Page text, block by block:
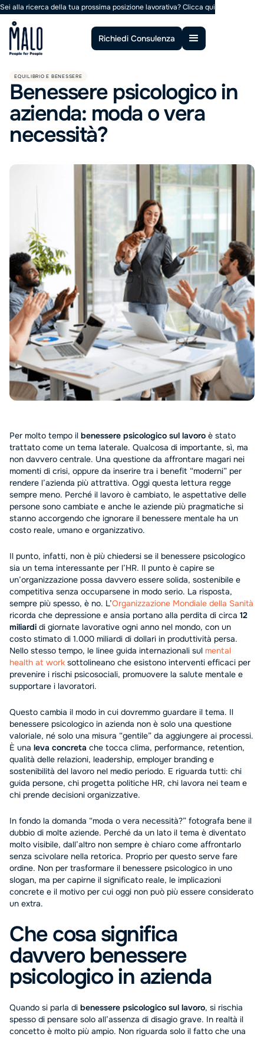
Sei alla ricerca della tua prossima posizione lavorativa?Clicca qui
Richiedi Consulenza
EQUILIBRIO E BENESSERE
Benessere psicologico in
azienda: moda o vera
necessità?
Per molto tempo il benessere psicologico sul lavoro è stato
trattato come un tema laterale. Qualcosa di importante, sì, ma
non davvero centrale. Una questione da affrontare magari nei
momenti di crisi, oppure da inserire tra i benefit “moderni” per
rendere l’azienda più attrattiva. Oggi questa lettura regge
sempre meno. Perché il lavoro è cambiato, le aspettative delle
persone sono cambiate e anche le aziende più pragmatiche si
stanno accorgendo che ignorare il benessere mentale ha un
costo reale, umano e organizzativo.
Il punto, infatti, non è più chiedersi se il benessere psicologico
sia un tema interessante per l’HR. Il punto è capire se
un’organizzazione possa davvero essere solida, sostenibile e
competitiva senza occuparsene in modo serio. La risposta,
sempre più spesso, è no. L’Organizzazione Mondiale della Sanità
ricorda che depressione e ansia portano alla perdita di circa 12
miliardi di giornate lavorative ogni anno nel mondo, con un
costo stimato di 1.000 miliardi di dollari in produttività persa.
Nello stesso tempo, le linee guida internazionali sul mental
health at work sottolineano che esistono interventi efficaci per
prevenire i rischi psicosociali, promuovere la salute mentale e
supportare i lavoratori.
Questo cambia il modo in cui dovremmo guardare il tema. Il
benessere psicologico in azienda non è solo una questione
valoriale, né solo una misura “gentile” da aggiungere ai processi.
È una leva concreta che tocca clima, performance, retention,
qualità delle relazioni, leadership, employer branding e
sostenibilità del lavoro nel medio periodo. E riguarda tutti: chi
guida persone, chi progetta politiche HR, chi lavora nei team e
chi prende decisioni organizzative.
In fondo la domanda “moda o vera necessità?” fotografa bene il
dubbio di molte aziende. Perché da un lato il tema è diventato
molto visibile, dall’altro non sempre è chiaro come affrontarlo
senza scivolare nella retorica. Proprio per questo serve fare
ordine. Non per trasformare il benessere psicologico in uno
slogan, ma per capirne il significato reale, le implicazioni
concrete e il motivo per cui oggi non può più essere considerato
un extra.
Che cosa significa
davvero benessere
psicologico in azienda
Quando si parla di benessere psicologico sul lavoro, si rischia
spesso di pensare solo all’assenza di disagio grave. In realtà il
concetto è molto più ampio. Non riguarda solo il fatto che una